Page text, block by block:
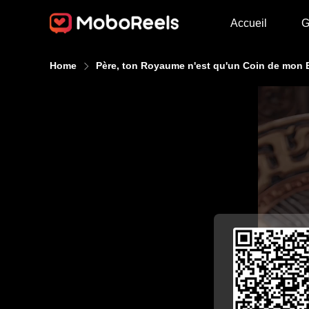
Accueil
Home Père, ton Royaume n'est qu'un Coin de mon